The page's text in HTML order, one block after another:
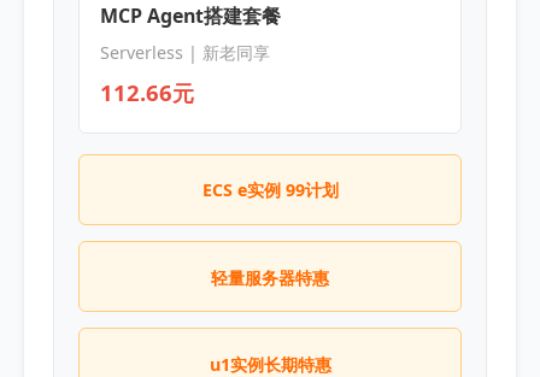
MCP Agent搭建套餐
Serverless | 新老同享
112.66元
ECS e实例 99计划
轻量服务器特惠
u1实例长期特惠